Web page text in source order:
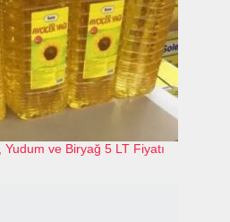
ve Biryağ 5 LT Fiyatı